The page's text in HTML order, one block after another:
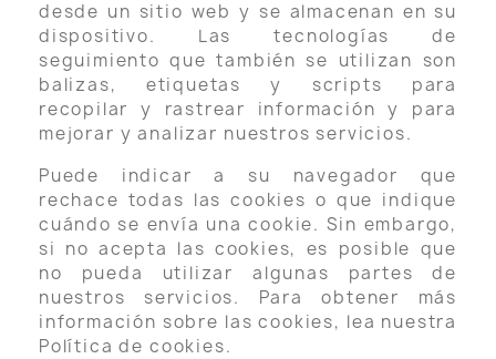
desde un sitio web y se almacenan en su
dispositivo. Las tecnologías de
seguimiento que también se utilizan son
balizas, etiquetas y scripts para
recopilar y rastrear información y para
mejorar y analizar nuestros servicios.
Puede indicar a su navegador que
rechace todas las cookies o que indique
cuándo se envía una cookie. Sin embargo,
si no acepta las cookies, es posible que
no pueda utilizar algunas partes de
nuestros servicios. Para obtener más
información sobre las cookies, lea nuestra
Política de cookies.